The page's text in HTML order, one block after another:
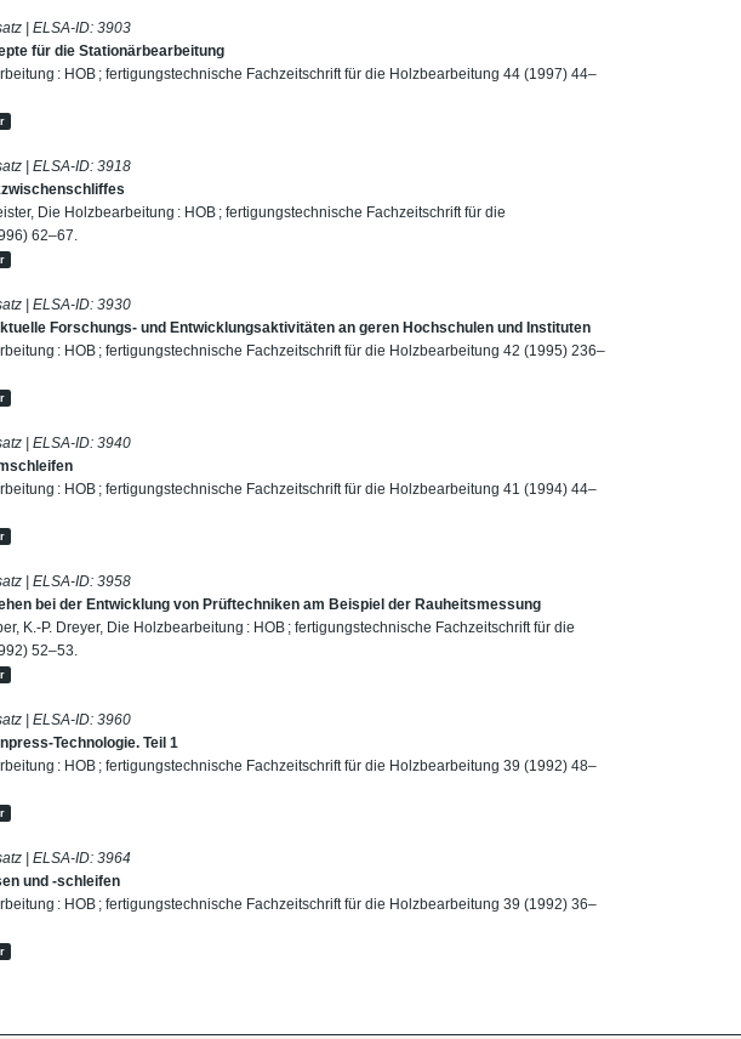
| ELSA-ID:3903
für die Stationärbearbeitung
: HOB ; fertigungstechnische Fachzeitschrift für die Holzbearbeitung 44 (1997) 44–
| ELSA-ID:3918
Die Holzbearbeitung : HOB ; fertigungstechnische Fachzeitschrift für die
62–67.
| ELSA-ID:3930
Forschungs- und Entwicklungsaktivitäten an geren Hochschulen und Instituten
: HOB ; fertigungstechnische Fachzeitschrift für die Holzbearbeitung 42 (1995) 236–
| ELSA-ID:3940
: HOB ; fertigungstechnische Fachzeitschrift für die Holzbearbeitung 41 (1994) 44–
| ELSA-ID:3958
bei der Entwicklung von Prüftechniken am Beispiel der Rauheitsmessung
K.-P. Dreyer, Die Holzbearbeitung : HOB ; fertigungstechnische Fachzeitschrift für die
52–53.
| ELSA-ID:3960
Technologie. Teil 1
: HOB ; fertigungstechnische Fachzeitschrift für die Holzbearbeitung 39 (1992) 48–
| ELSA-ID:3964
und -schleifen
: HOB ; fertigungstechnische Fachzeitschrift für die Holzbearbeitung 39 (1992) 36–